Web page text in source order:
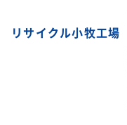
リサイクル小牧工場